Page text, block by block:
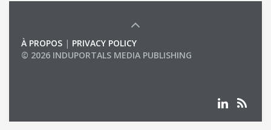
À PROPOS | PRIVACY POLICY
© 2026 INDUPORTALS MEDIA PUBLISHING